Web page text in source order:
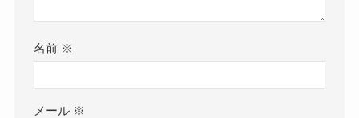
名前 ※
メール ※